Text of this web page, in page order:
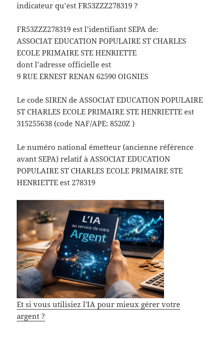
indicateur qu’est FR53ZZZ278319 ?
FR53ZZZ278319 est l’identifiant SEPA de:
ASSOCIAT EDUCATION POPULAIRE ST CHARLES
ECOLE PRIMAIRE STE HENRIETTE
dont l’adresse officielle est
9 RUE ERNEST RENAN 62590 OIGNIES
Le code SIREN de ASSOCIAT EDUCATION POPULAIRE
ST CHARLES ECOLE PRIMAIRE STE HENRIETTE est
315255638 (code NAF/APE: 8520Z )
Le numéro national émetteur (ancienne référence
avant SEPA) relatif à ASSOCIAT EDUCATION
POPULAIRE ST CHARLES ECOLE PRIMAIRE STE
HENRIETTE est 278319
Et si vous utilisiez l'IA pour mieux gérer votre
argent ?